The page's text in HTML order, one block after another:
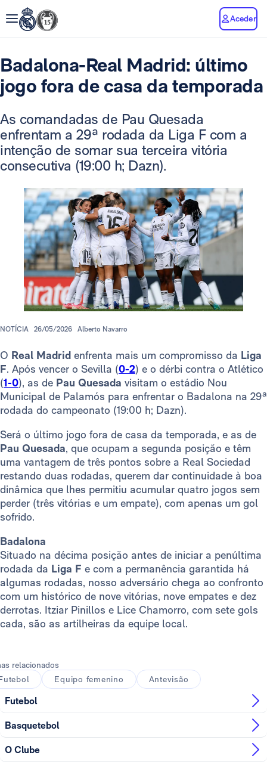
Aceder
Badalona-Real Madrid: último
jogo fora de casa da temporada
As comandadas de Pau Quesada
enfrentam a 29ª rodada da Liga F com a
intenção de somar sua terceira vitória
consecutiva (19:00 h; Dazn).
NOTÍCIA 26/05/2026 Alberto Navarro
O Real Madrid enfrenta mais um compromisso da Liga
F. Após vencer o Sevilla (0-2) e o dérbi contra o Atlético
(1-0), as de Pau Quesada visitam o estádio Nou
Municipal de Palamós para enfrentar o Badalona na 29ª
rodada do campeonato (19:00 h; Dazn).
Será o último jogo fora de casa da temporada, e as de
Pau Quesada, que ocupam a segunda posição e têm
uma vantagem de três pontos sobre a Real Sociedad
restando duas rodadas, querem dar continuidade à boa
dinâmica que lhes permitiu acumular quatro jogos sem
perder (três vitórias e um empate), com apenas um gol
sofrido.
Badalona
Situado na décima posição antes de iniciar a penúltima
rodada da Liga F e com a permanência garantida há
algumas rodadas, nosso adversário chega ao confronto
com um histórico de nove vitórias, nove empates e dez
derrotas. Itziar Pinillos e Lice Chamorro, com sete gols
cada, são as artilheiras da equipe local.
relacionados
Equipo femenino Antevisão
Futebol
Basquetebol
O Clube